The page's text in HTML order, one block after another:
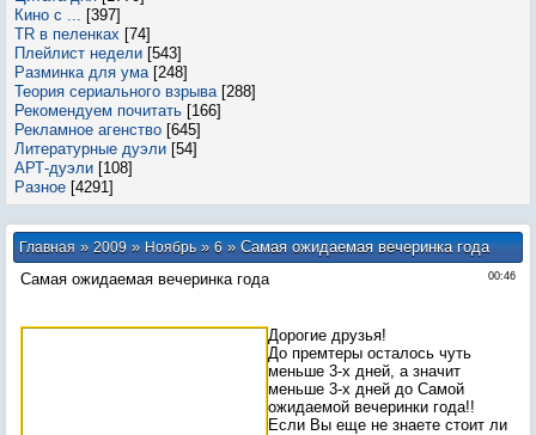
Кино с ... [397]
TR в пеленках [74]
Плейлист недели [543]
Разминка для ума [248]
Теория сериального взрыва [288]
Рекомендуем почитать [166]
Рекламное агенство [645]
Литературные дуэли [54]
АРТ-дуэли [108]
Разное [4291]
Главная»2009 » Ноябрь » 6» Самая ожидаемая вечеринка года
00:46
Самая ожидаемая вечеринка года
Дорогие друзья!
До премтеры осталось чуть
меньше 3-х дней, а значит
меньше 3-х дней до Самой
ожидаемой вечеринки года!!
Если Вы еще не знаете стоит ли